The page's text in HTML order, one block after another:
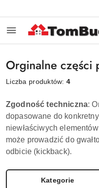
Orginalne części
Liczba produktów:4
Zgodność techniczna:
dopasowane do
niewłaściwych
może prowadzić do
odbicie (kickback).
Kategorie